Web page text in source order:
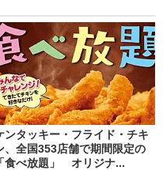
ンタッキー・フライド・チキ
、全国353店舗で期間限定の
「食べ放題」 オリジナ...